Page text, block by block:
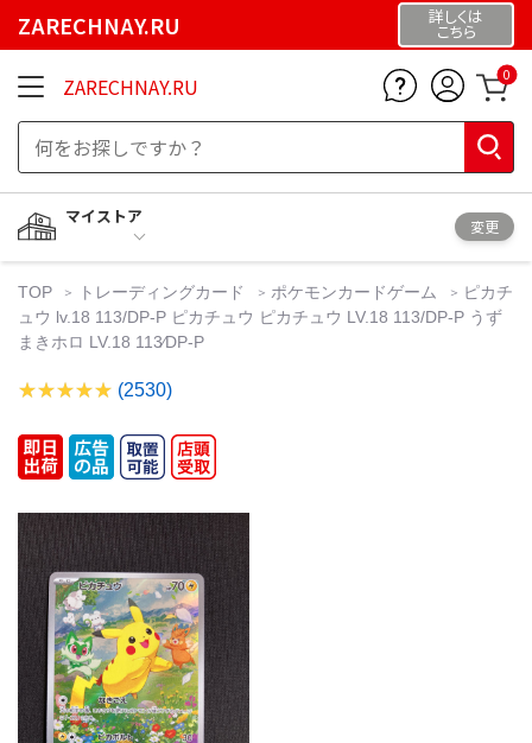
ZARECHNAY.RU 詳しくは
こちら
ZARECHNAY.RU 0
マイストア
変更
TOP トレーディングカード ポケモンカードゲーム
ピカチ
ュウ lv.18 113/DP-P ピカチュウ ピカチュウ LV.18 113/DP-P うず
まきホロ LV.18 113⁄DP-P
(2530)